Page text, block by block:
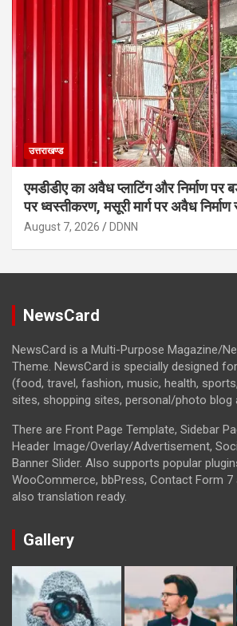
उत्तराखण्ड
एमडीडीए का अवैध प्लाटिंग और निर्माण पर
पर ध्वस्तीकरण, मसूरी मार्ग पर अवैध निर्माण
August 7, 2026 DDNN
NewsCard
NewsCard is a Multi-Purpose Magazine/
Theme. NewsCard is specially designed
(food, travel, fashion, music, health,
sites, shopping sites, personal/photo blog
There are Front Page Template, Sidebar
Header Image/Overlay/Advertisement,
Banner Slider. Also supports popular
WooCommerce, bbPress, Contact Form 7
also translation ready.
Gallery